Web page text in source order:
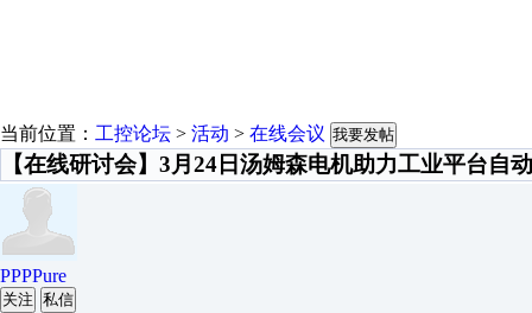
当前位置： 工控论坛 > 活动 > 在线会议 我要发帖
【在线研讨会】3月24日汤姆森电机助力工业平台自
PPPPure
关注 私信